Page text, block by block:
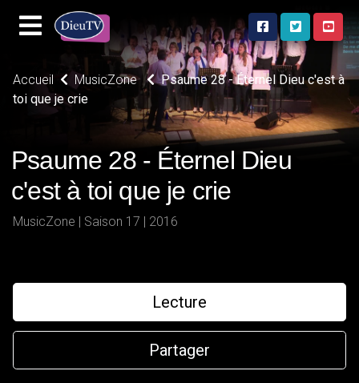
Accueil MusicZone
Psaume 28 - Éternel Dieu c'est à
toi que je crie
Psaume 28 - Éternel Dieu
c'est à toi que je crie
MusicZone | Saison 17 | 2016
Lecture
Partager